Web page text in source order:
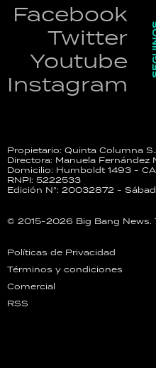
Facebook
Twitter
Youtube
Instagram
Propietario: Quinta Columna
Directora: Manuela Fernández
Domicilio: Humboldt 1493 -
RNPI: 5222533
Edición N°: 20032872 -
© 2015-2026 Big Bang News.
Políticas de Privacidad
Términos y condiciones
Comercial
RSS